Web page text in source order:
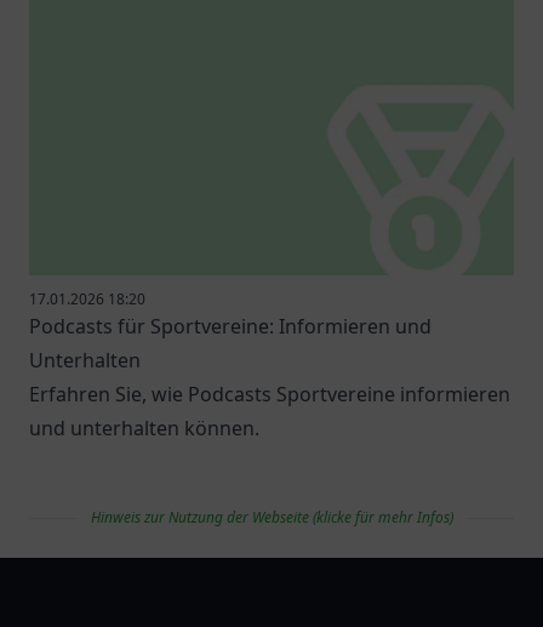
17.01.2026 18:20
Podcasts für Sportvereine: Informieren und
Unterhalten
Erfahren Sie, wie Podcasts Sportvereine informieren
und unterhalten können.
Hinweis zur Nutzung der Webseite (klicke für mehr Infos)